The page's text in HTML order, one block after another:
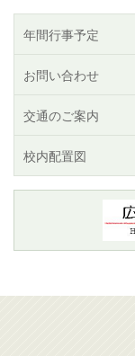
年間行事予定
お問い合わせ
交通のご案内
校内配置図